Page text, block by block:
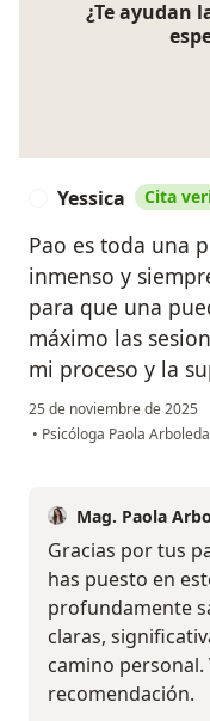
¿Te ayudan
Yessica Cita
Pao es toda una
inmenso y
para que una
máximo las
mi proceso y la
25 de noviembre de 2025
• Psicóloga Paola
Mag. Paola
Gracias por tus
has puesto en
profundamente
claras,
camino
recomendación.